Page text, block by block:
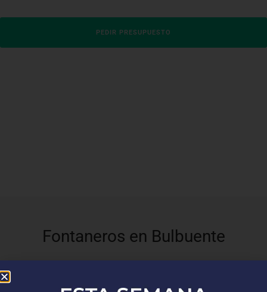
PEDIR PRESUPUESTO
Fontaneros en Bulbuente